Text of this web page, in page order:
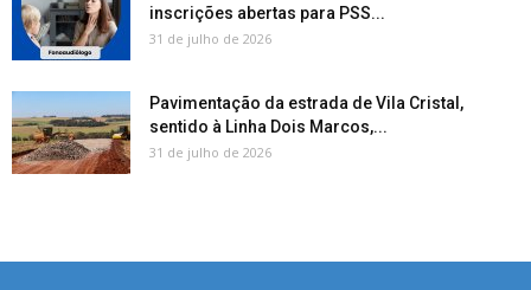
inscrições abertas para PSS...
31 de julho de 2026
Pavimentação da estrada de Vila Cristal,
sentido à Linha Dois Marcos,...
31 de julho de 2026